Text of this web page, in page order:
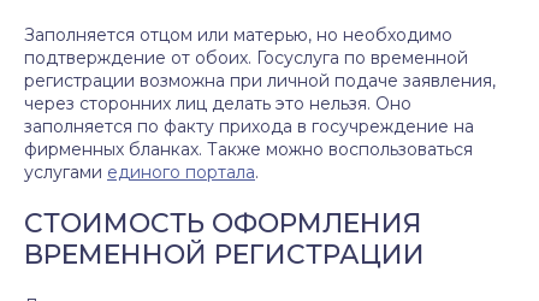
Заполняется отцом или матерью, но необходимо
подтверждение от обоих. Госуслуга по временной
регистрации возможна при личной подаче заявления,
через сторонних лиц делать это нельзя. Оно
заполняется по факту прихода в госучреждение на
фирменных бланках. Также можно воспользоваться
услугами единого портала.
СТОИМОСТЬ ОФОРМЛЕНИЯ
ВРЕМЕННОЙ РЕГИСТРАЦИИ